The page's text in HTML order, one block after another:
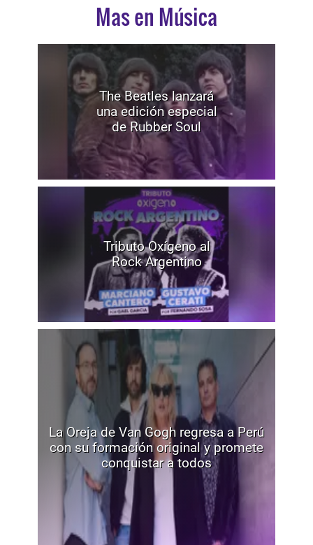
Mas en Música
The Beatles lanzará
una edición especial
de Rubber Soul
Tributo Oxígeno al
Rock Argentino
La Oreja de Van Gogh regresa a Perú
con su formación original y promete
conquistar a todos